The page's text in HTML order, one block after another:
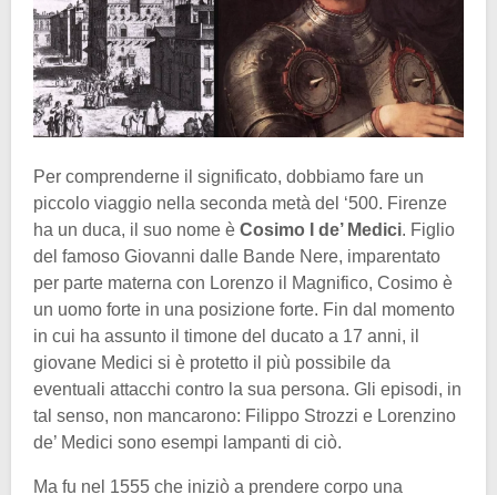
Per comprenderne il significato, dobbiamo fare un
piccolo viaggio nella seconda metà del ‘500. Firenze
ha un duca, il suo nome è Cosimo I de’ Medici. Figlio
del famoso Giovanni dalle Bande Nere, imparentato
per parte materna con Lorenzo il Magnifico, Cosimo è
un uomo forte in una posizione forte. Fin dal momento
in cui ha assunto il timone del ducato a 17 anni, il
giovane Medici si è protetto il più possibile da
eventuali attacchi contro la sua persona. Gli episodi, in
tal senso, non mancarono: Filippo Strozzi e Lorenzino
de’ Medici sono esempi lampanti di ciò.
Ma fu nel 1555 che iniziò a prendere corpo una